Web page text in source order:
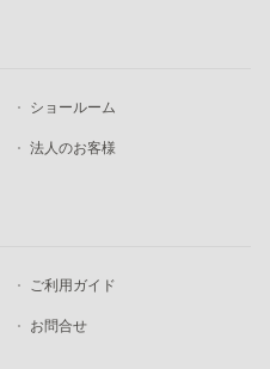
ショールーム
法人のお客様
ご利用ガイド
お問合せ